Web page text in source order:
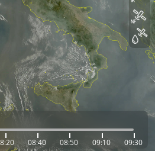
08:40 08:50 09:10 09:30